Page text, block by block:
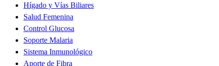
Hígado y Vías Biliares
Salud Femenina
Control Glucosa
Soporte Malaria
Sistema Inmunológico
Aporte de Fibra